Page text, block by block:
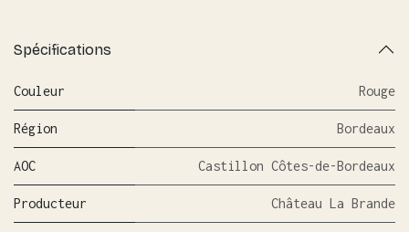
Spécifications
Couleur Rouge
Région Bordeaux
AOC Castillon Côtes-de-Bordeaux
Producteur Château La Brande